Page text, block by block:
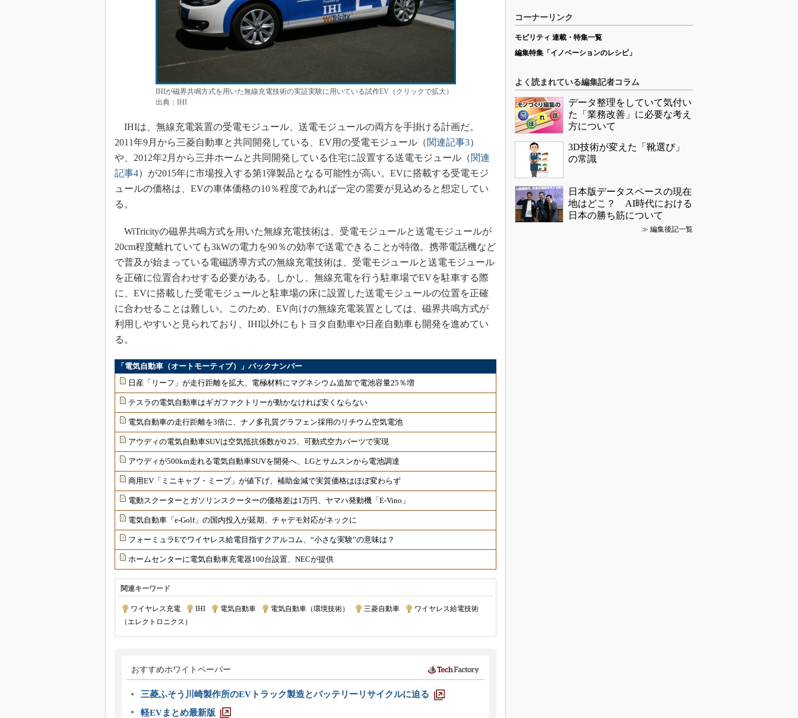
IHIが磁界共鳴方式を用いた無線充電技術の実証実験に用いている試作EV（クリックで拡大）
出典：IHI
IHIは、無線充電装置の受電モジュール、送電モジュールの両方を手掛ける計画だ。
2011年9月から三菱自動車と共同開発している、EV用の受電モジュール（関連記事3）
や、2012年2月から三井ホームと共同開発している住宅に設置する送電モジュール（関連
記事4）が2015年に市場投入する第1弾製品となる可能性が高い。EVに搭載する受電モジ
ュールの価格は、EVの車体価格の10％程度であれば一定の需要が見込めると想定してい
る。
WiTricityの磁界共鳴方式を用いた無線充電技術は、受電モジュールと送電モジュールが
20cm程度離れていても3kWの電力を90％の効率で送電できることが特徴。携帯電話機など
で普及が始まっている電磁誘導方式の無線充電技術は、受電モジュールと送電モジュール
を正確に位置合わせする必要がある。しかし、無線充電を行う駐車場でEVを駐車する際
に、EVに搭載した受電モジュールと駐車場の床に設置した送電モジュールの位置を正確
に合わせることは難しい。このため、EV向けの無線充電装置としては、磁界共鳴方式が
利用しやすいと見られており、IHI以外にもトヨタ自動車や日産自動車も開発を進めてい
る。
「電気自動車（オートモーティブ）」バックナンバー
日産「リーフ」が走行距離を拡大、電極材料にマグネシウム追加で電池容量25％増
テスラの電気自動車はギガファクトリーが動かなければ安くならない
電気自動車の走行距離を3倍に、ナノ多孔質グラフェン採用のリチウム空気電池
アウディの電気自動車SUVは空気抵抗係数が0.25、可動式空力パーツで実現
アウディが500km走れる電気自動車SUVを開発へ、LGとサムスンから電池調達
商用EV「ミニキャブ・ミーブ」が値下げ、補助金減で実質価格はほぼ変わらず
電動スクーターとガソリンスクーターの価格差は1万円、ヤマハ発動機「E-Vino」
電気自動車「e-Golf」の国内投入が延期、チャデモ対応がネックに
フォーミュラEでワイヤレス給電目指すクアルコム、“小さな実験”の意味は？
ホームセンターに電気自動車充電器100台設置、NECが提供
関連キーワード
ワイヤレス充電 IHI 電気自動車 電気自動車（環境技術） 三菱自動車
ワイヤレス給電技術
（エレクトロニクス）
おすすめホワイトペーパー
三菱ふそう川崎製作所のEVトラック製造とバッテリーリサイクルに迫る
軽EVまとめ最新版
コーナーリンク
モビリティ 連載・特集一覧
編集特集「イノベーションのレシピ」
よく読まれている編集記者コラム
データ整理をしていて気付い
た「業務改善」に必要な考え
方について
3D技術が変えた「靴選び」
の常識
日本版データスペースの現在
地はどこ？ AI時代における
日本の勝ち筋について
≫ 編集後記一覧